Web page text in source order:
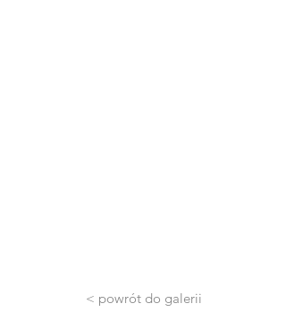
< powrót do galerii